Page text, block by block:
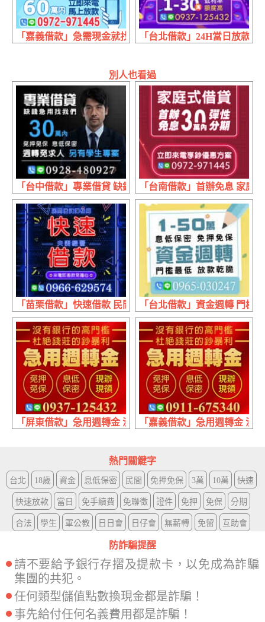
「嘉義借款」急需現金就找我 證件超速貸 | 60萬內 來電立
「台北借款」24H當日放款
別人也看過
「台中借款」專業借貸 缺錢急用找我們 | 30萬內 免押免保
「台南借款」首辦免息 家庭
「苗栗借款」快速借款 民間借貸彈性高 | 夫妻經營 來電即
「台北借款」資金週轉 門檻
「屏東借款」急用週轉金 沒有銀行高門檻 | 拒絕錢莊的暴利
「嘉義借款」急用週轉金 沒
熱門關鍵字
台北 18歲 資金 息低保密 民間 免押免保 3萬 10萬 快速
快速放款 當日 免手續費 免聯徵 證件 免押 免保 分期
合法 學生 軍公教 日日會 日仔會 無薪轉 免留 互助會
防詐騙提醒
請不要給予銀行存摺及提款卡，以免成為詐騙
集團的共犯。
任何類型儲值點數換現金都是詐騙！
事先給付任何名義費用都是詐騙！